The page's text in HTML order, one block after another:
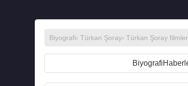
Biyografi› Türkan Şoray› Türkan Şoray
Biyografi